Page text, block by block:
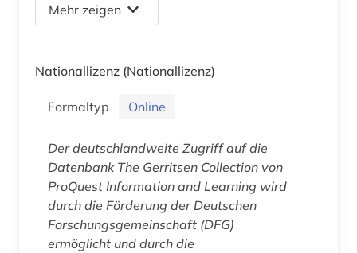
Mehr zeigen
Nationallizenz (Nationallizenz)
Formaltyp Online
Der deutschlandweite Zugriff auf die
Datenbank The Gerritsen Collection von
ProQuest Information and Learning wird
durch die Förderung der Deutschen
Forschungsgemeinschaft (DFG)
ermöglicht und durch die